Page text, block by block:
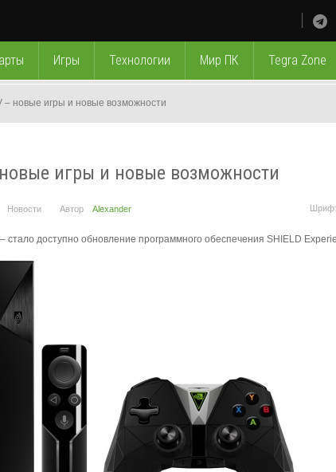
Игры Технологии Мир ПК Tegra Zone
новые игры и новые возможности
игры и новые возможности
Новости Автор Alexander
стало доступно обновление программного обеспечения SHIELD